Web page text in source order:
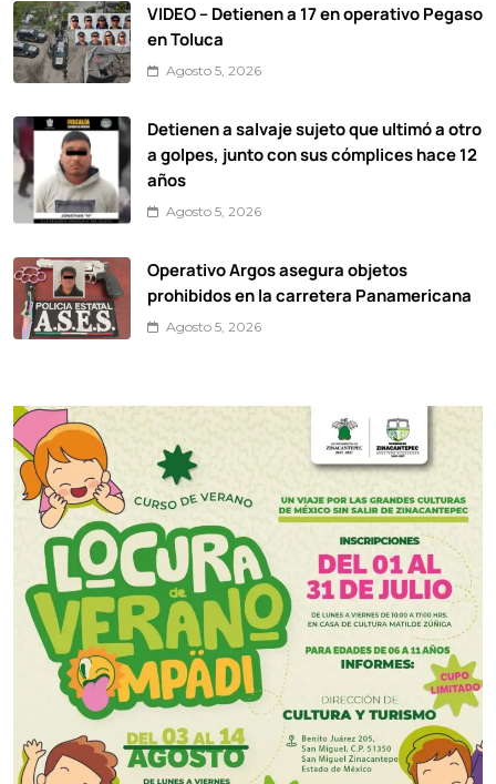
VIDEO – Detienen a 17 en operativo Pegaso
en Toluca
Agosto 5, 2026
Detienen a salvaje sujeto que ultimó a otro
a golpes, junto con sus cómplices hace 12
años
Agosto 5, 2026
Operativo Argos asegura objetos
prohibidos en la carretera Panamericana
Agosto 5, 2026